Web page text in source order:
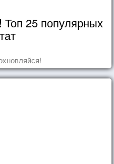
25 популярных